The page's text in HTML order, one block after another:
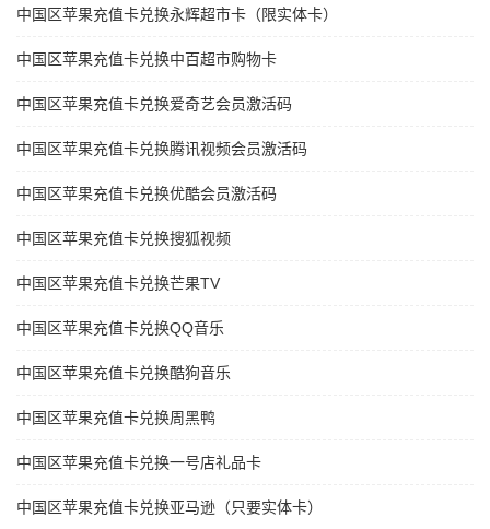
中国区苹果充值卡兑换永辉超市卡（限实体卡）
中国区苹果充值卡兑换中百超市购物卡
中国区苹果充值卡兑换爱奇艺会员激活码
中国区苹果充值卡兑换腾讯视频会员激活码
中国区苹果充值卡兑换优酷会员激活码
中国区苹果充值卡兑换搜狐视频
中国区苹果充值卡兑换芒果TV
中国区苹果充值卡兑换QQ音乐
中国区苹果充值卡兑换酷狗音乐
中国区苹果充值卡兑换周黑鸭
中国区苹果充值卡兑换一号店礼品卡
中国区苹果充值卡兑换亚马逊（只要实体卡）